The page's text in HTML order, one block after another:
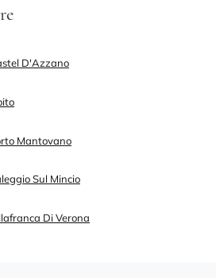
D'Azzano
Mantovano
Sul Mincio
Di Verona